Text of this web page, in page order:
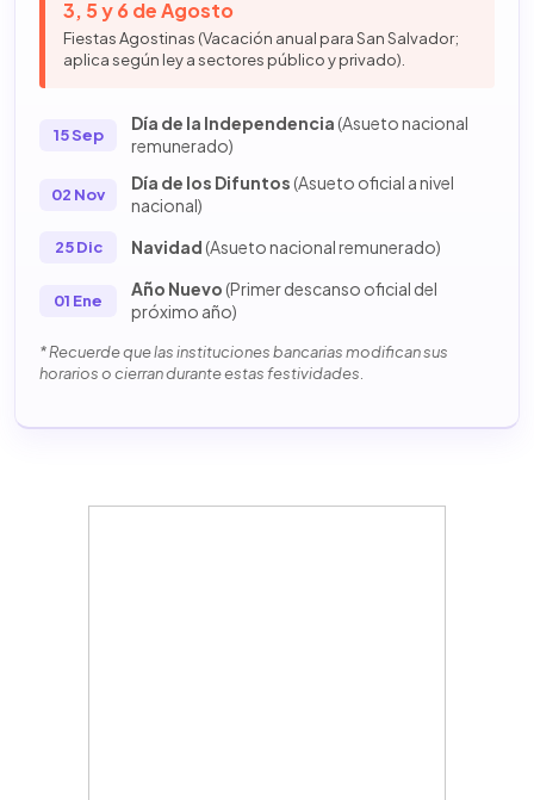
3, 5 y 6 de Agosto
Fiestas Agostinas (Vacación anual para San Salvador;
aplica según ley a sectores público y privado).
15 Sep
Día de la Independencia(Asueto nacional
remunerado)
02 Nov
Día de los Difuntos(Asueto oficial a nivel
nacional)
25 Dic Navidad(Asueto nacional remunerado)
01 Ene
Año Nuevo(Primer descanso oficial del
próximo año)
* Recuerde que las instituciones bancarias modifican sus
horarios o cierran durante estas festividades.